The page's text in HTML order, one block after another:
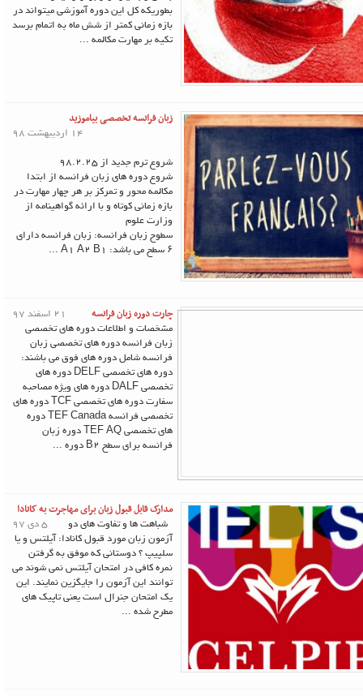
بطوریکه کل این دوره آموزشی میتواند در
بازه زمانی کمتر از شش ماه به اتمام برسد
تکیه بر مهارت مکالمه ...
زبان فرانسه تخصصی بیاموزید
14 اردیبهشت 98
شروع ترم جدید از 98.2.25
شروع دوره های زبان فرانسه از ابتدا
مکالمه محور و تمرکز بر هر چهار مهارت در
بازه زمانی کوتاه و با ارائه گواهینامه از
وزارت علوم
سطوح زبان فرانسه: زبان فرانسه دارای
۶ سطح می باشد: A1 A2 B1 ...
چارت دوره زبان فرانسه
21 اسفند 97
مشخصات و اطلاعات دوره های تخصصی
زبان فرانسه دوره های تخصصی زبان
فرانسه شامل دوره های فوق می باشند:
دوره های تخصصی DELF دوره های
تخصصی DALF دوره های ویژه مصاحبه
سفارت دوره های تخصصی TCF دوره های
تخصصی فرانسه TEF Canada دوره
های تخصصی TEF AQ دوره زبان
فرانسه برای سطح B2 دوره ...
مدارک قابل قبول زبان برای مهاجرت به کانادا
5 دی 97
شباهت ها و تفاوت های دو
آزمون زبان مورد قبول کانادا: آیلتس و یا
سلپیپ ؟ دوستانی که موفق به گرفتن
نمره کافی در امتحان آیلتس نمی شوند می
توانند این آزمون را جایگزین نمایند. این
یک امتحان جنرال است یعنی تاپیک های
مطرح شده ...